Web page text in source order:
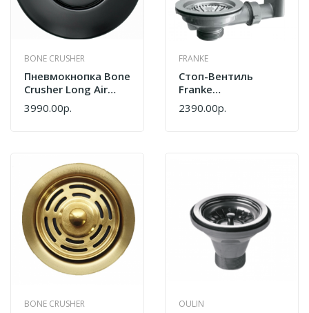
BONE CRUSHER
Пневмокнопка Bone
Crusher Long Air
Switch Черный
3990.00р.
FRANKE
Стоп-Вентиль
Franke
Декоративная
Накладка Круглой
2390.00р.
BONE CRUSHER OULIN